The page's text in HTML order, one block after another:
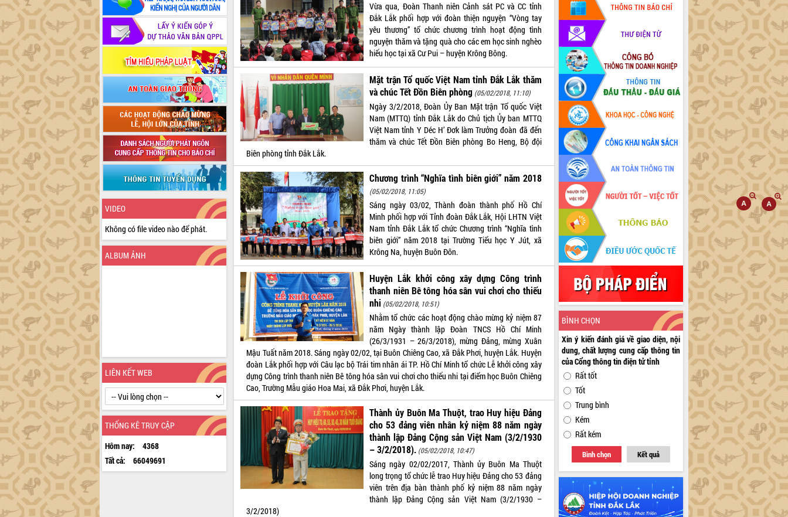
VIDEO
Không có file video nào để phát.
ALBUM ẢNH
LIÊN KẾT WEB
THỐNG KÊ TRUY CẬP
Hôm nay:
4368
Tất cả:
66049691
Vừa qua, Đoàn Thanh niên Cảnh sát PC và CC tỉnh
Đắk Lắk phối hợp với đoàn thiện nguyện “Vòng tay
yêu thương” tổ chức chương trình hoạt động tình
nguyện thăm và tặng quà cho các em học sinh nghèo
hiếu học tại xã Cư Pui – huyện Krông Bông.
Mặt trận Tổ quốc Việt Nam tỉnh Đắk Lắk thăm
và chúc Tết Đồn Biên phòng (05/02/2018, 11:10)
Ngày 3/2/2018, Đoàn Ủy Ban Mặt trận Tổ quốc Việt
Nam (MTTQ) tỉnh Đắk Lắk do Chủ tịch Ủy ban MTTQ
Việt Nam tỉnh Y Déc H’ Đơk làm Trưởng đoàn đã đến
thăm và chúc Tết Đồn Biên phòng Bo Heng, Bộ đội
Biên phòng tỉnh Đắk Lắk.
Chương trình “Nghĩa tình biên giới” năm 2018
(05/02/2018, 11:05)
Sáng ngày 03/02, Thành đoàn thành phố Hồ Chí
Minh phối hợp với Tỉnh đoàn Đắk Lắk, Hội LHTN Việt
Nam tỉnh Đắk Lắk tổ chức Chương trình “Nghĩa tình
biên giới” năm 2018 tại Trường Tiểu học Y Jút, xã
Krông Na, huyện Buôn Đôn.
Huyện Lắk khởi công xây dựng Công trình
thanh niên Bê tông hóa sân vui chơi cho thiếu
nhi (05/02/2018, 10:51)
Nhằm tổ chức các hoạt động chào mừng kỷ niệm 87
năm Ngày thành lập Đoàn TNCS Hồ Chí Minh
(26/3/1931 – 26/3/2018), mừng Đảng, mừng Xuân
Mậu Tuất năm 2018. Sáng ngày 02/02, tại Buôn Chiêng Cao, xã Đắk Phơi, huyện Lắk. Huyện
đoàn Lắk phối hợp với Câu lạc bộ Trái tim nhân ái TP. Hồ Chí Minh tổ chức Lễ khởi công xây
dựng Công trình thanh niên Bê tông hóa sân vui chơi cho thiếu nhi tại điểm học Buôn Chiêng
Cao, Trường Mẫu giáo Hoa Mai, xã Đắk Phơi, huyện Lắk.
Thành ủy Buôn Ma Thuột, trao Huy hiệu Đảng
cho 53 đảng viên nhân kỷ niệm 88 năm ngày
thành lập Đảng Cộng sản Việt Nam (3/2/1930
– 3/2/2018). (05/02/2018, 10:47)
Sáng ngày 02/02/2017, Thành ủy Buôn Ma Thuột
long trọng tổ chức lễ trao Huy hiệu Đảng cho 53 đảng
viên trên địa bàn thành phố kỷ niệm 88 năm ngày
thành lập Đảng Cộng sản Việt Nam (3/2/1930 –
3/2/2018)
BÌNH CHỌN
Xin ý kiến đánh giá về giao diện, nội
dung, chất lượng cung cấp thông tin
của Cổng thông tin điện tử tỉnh
Rất tốt
Tốt
Trung bình
Kém
Rất kém
Bình chọn Kết quả